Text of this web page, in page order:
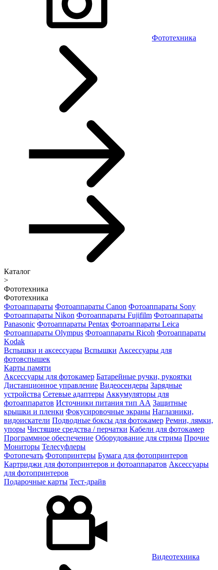
Фототехника
Каталог
>
Фототехника
Фототехника
Фотоаппараты Фотоаппараты Canon Фотоаппараты Sony
Фотоаппараты Nikon Фотоаппараты Fujifilm Фотоаппараты
Panasonic Фотоаппараты Pentax Фотоаппараты Leica
Фотоаппараты Olympus Фотоаппараты Ricoh Фотоаппараты
Kodak
Вспышки и аксессуары Вспышки Аксессуары для
фотовспышек
Карты памяти
Аксессуары для фотокамер Батарейные ручки, рукоятки
Дистанционное управление Видеосендеры Зарядные
устройства Сетевые адаптеры Аккумуляторы для
фотоаппаратов Источники питания тип АА Защитные
крышки и пленки Фокусировочные экраны Наглазники,
видоискатели Подводные боксы для фотокамер Ремни, лямки,
упоры Чистящие средства / перчатки Кабели для фотокамер
Программное обеспечение Оборудование для стрима Прочие
Мониторы Телесуфлеры
Фотопечать Фотопринтеры Бумага для фотопринтеров
Картриджи для фотопринтеров и фотоаппаратов Аксессуары
для фотопринтеров
Подарочные карты Тест-драйв
Видеотехника